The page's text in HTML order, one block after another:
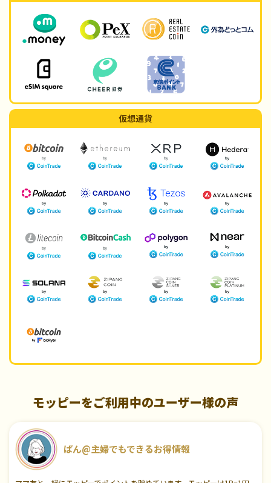
仮想通貨
モッピーをご利用中のユーザー様の声
ぱん@主婦でもできるお得情報